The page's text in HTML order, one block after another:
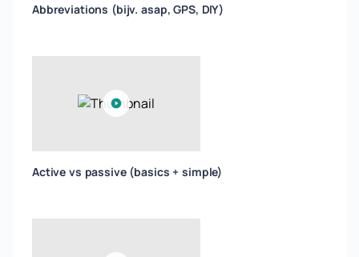
Abbreviations (bijv. asap, GPS, DIY)
Active vs passive (basics + simple)